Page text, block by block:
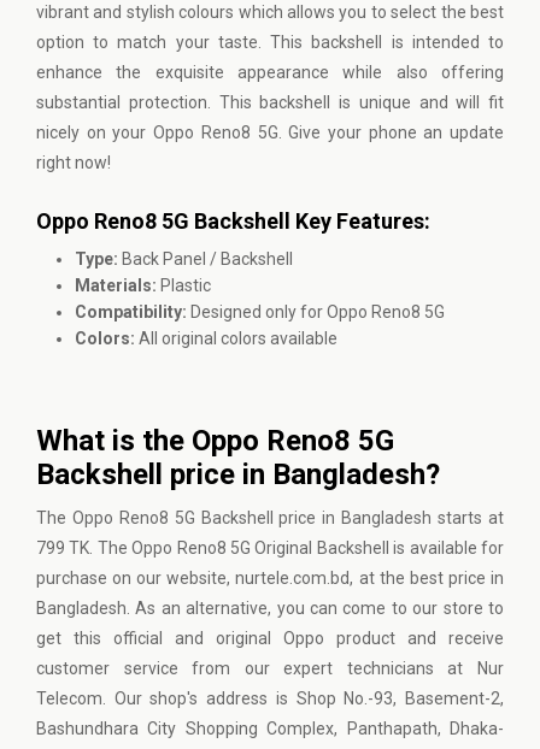
vibrant and stylish colours which allows you to select the best
option to match your taste. This backshell is intended to
enhance the exquisite appearance while also offering
substantial protection. This backshell is unique and will fit
nicely on your Oppo Reno8 5G. Give your phone an update
right now!
Oppo Reno8 5G Backshell Key Features:
Type: Back Panel / Backshell
Materials: Plastic
Compatibility: Designed only for Oppo Reno8 5G
Colors: All original colors available
What is the Oppo Reno8 5G
Backshell price in Bangladesh?
The Oppo Reno8 5G Backshell price in Bangladesh starts at
799 TK. The Oppo Reno8 5G Original Backshell is available for
purchase on our website, nurtele.com.bd, at the best price in
Bangladesh. As an alternative, you can come to our store to
get this official and original Oppo product and receive
customer service from our expert technicians at Nur
Telecom. Our shop's address is Shop No.-93, Basement-2,
Bashundhara City Shopping Complex, Panthapath, Dhaka-